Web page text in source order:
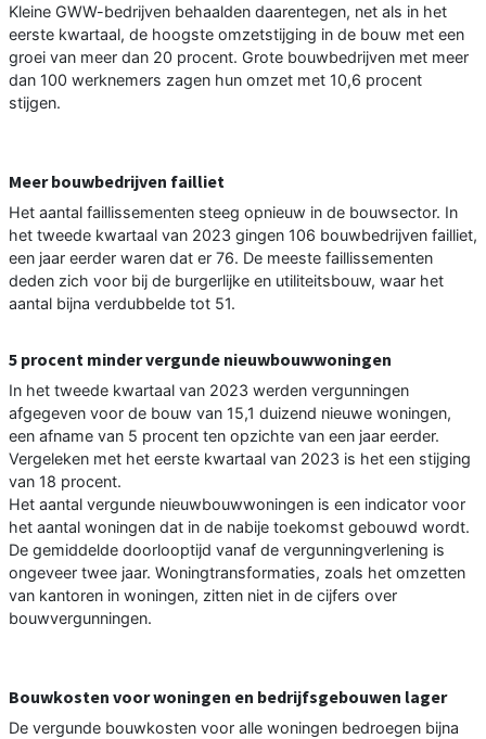
Kleine GWW-bedrijven behaalden daarentegen, net als in het
eerste kwartaal, de hoogste omzetstijging in de bouw met een
groei van meer dan 20 procent. Grote bouwbedrijven met meer
dan 100 werknemers zagen hun omzet met 10,6 procent
stijgen.
Meer bouwbedrijven failliet
Het aantal faillissementen steeg opnieuw in de bouwsector. In
het tweede kwartaal van 2023 gingen 106 bouwbedrijven failliet,
een jaar eerder waren dat er 76. De meeste faillissementen
deden zich voor bij de burgerlijke en utiliteitsbouw, waar het
aantal bijna verdubbelde tot 51.
5 procent minder vergunde nieuwbouwwoningen
In het tweede kwartaal van 2023 werden vergunningen
afgegeven voor de bouw van 15,1 duizend nieuwe woningen,
een afname van 5 procent ten opzichte van een jaar eerder.
Vergeleken met het eerste kwartaal van 2023 is het een stijging
van 18 procent.
Het aantal vergunde nieuwbouwwoningen is een indicator voor
het aantal woningen dat in de nabije toekomst gebouwd wordt.
De gemiddelde doorlooptijd vanaf de vergunningverlening is
ongeveer twee jaar. Woningtransformaties, zoals het omzetten
van kantoren in woningen, zitten niet in de cijfers over
bouwvergunningen.
Bouwkosten voor woningen en bedrijfsgebouwen lager
De vergunde bouwkosten voor alle woningen bedroegen bijna